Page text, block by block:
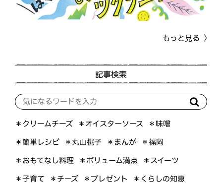
もっと見る
記事検索
＊クリームチーズ ＊オイスターソース ＊味噌
＊簡単レシピ ＊丸山桃子 ＊まんが ＊福岡
＊おもてなし料理 ＊ボリューム満点 ＊スイーツ
＊子育て ＊チーズ ＊プレゼント ＊くらしの知恵